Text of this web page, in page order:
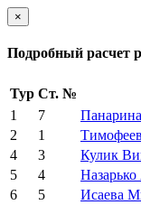
×
Подробный расчет
Тур Ст. №
1
7
2
1
4
3 Кулик
5
4
6
5 Исаева